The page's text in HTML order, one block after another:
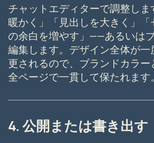
チャットエディターで調整し
暖かく」「見出しを大きく」「
の余白を増やす」——あるいは
編集します。デザイン全体が
更されるので、ブランドカラー
全ページで一貫して保たれます。
4. 公開または書き出す